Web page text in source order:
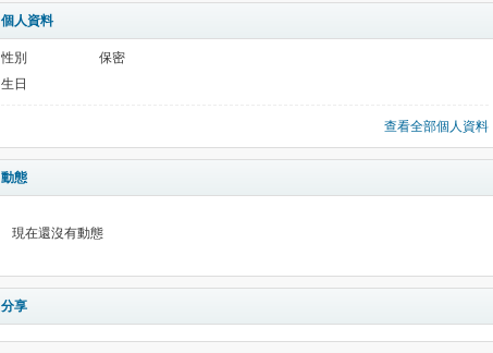
個人資料
性別
保密
生日
查看全部個人資料
動態
現在還沒有動態
分享